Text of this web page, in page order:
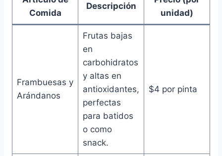
Comida
Descripción
unidad)
Frambuesas y
Arándanos
Frutas bajas
en
carbohidratos
y altas en
antioxidantes,
perfectas
para batidos
o como
snack.
$4 por pinta